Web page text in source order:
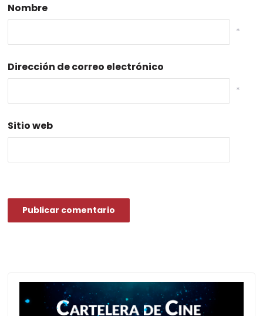
Nombre
*
Dirección de correo electrónico
*
Sitio web